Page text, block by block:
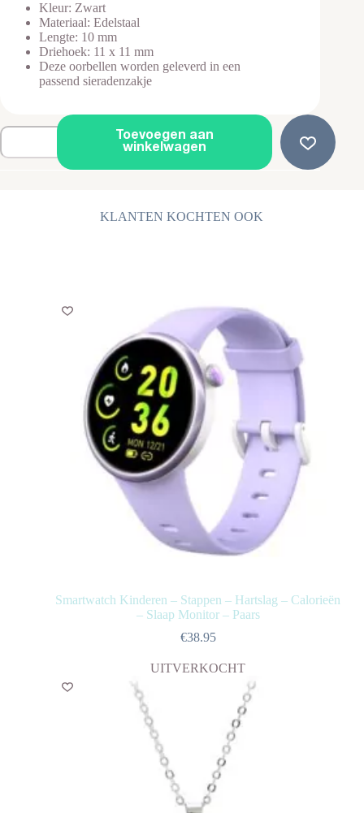
Kleur: Zwart
Materiaal: Edelstaal
Lengte: 10 mm
Driehoek: 11 x 11 mm
Deze oorbellen worden geleverd in een
passend sieradenzakje
Stud
-
Toevoegen aan
winkelwagen
KLANTEN KOCHTEN OOK
Smartwatch Kinderen – Stappen – Hartslag – Calorieën
– Slaap Monitor – Paars
€38.95
UITVERKOCHT